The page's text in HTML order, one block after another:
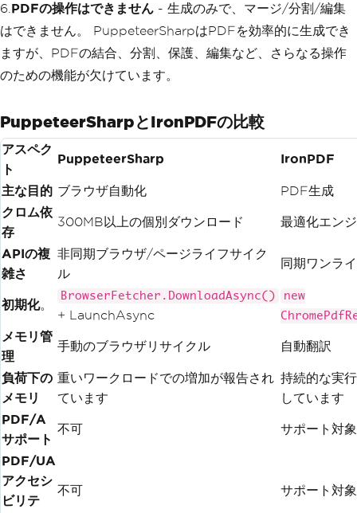
6. PDFの操作はできません - 生成のみで、マージ/分割/編集
はできません。 PuppeteerSharpはPDFを効率的に生成でき
ますが、PDFの結合、分割、保護、編集など、さらなる操作
のための機能が欠けています。
PuppeteerSharpとIronPDFの比較
アスペク
ト
PuppeteerSharp IronPDF
主な目的 ブラウザ自動化
PDF生成
クロム依
存
300MB以上の個別ダウンロード 最適化エン
APIの複
雑さ
非同期ブラウザ/ページライフサイク
ル
同期ワンラ
初期化。
BrowserFetcher.DownloadAsync()
+ LaunchAsync
new
メモリ管
理
手動のブラウザリサイクル 自動翻訳
負荷下の
メモリ
重いワークロードでの増加が報告され
ています
持続的な実
しています
PDF/A
サポート
不可 サポート対象
PDF/UA
アクセシ
ビリテ
不可 サポート対象